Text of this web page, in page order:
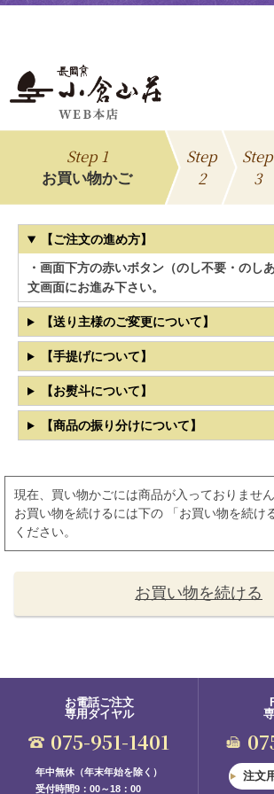
Step 1
お買い物かご
Step
2
Step
3
【ご注文の進め方】
・画面下方の赤いボタン（のし不要・のし
文画面にお進み下さい。
【送り主様のご変更について】
【手提げについて】
【お熨斗について】
【商品の振り分けについて】
現在、買い物かごには商品が入っておりません
お買い物を続けるには下の 「お買い物を続け
ください。
お買い物を続ける
お電話ご注文
専用ダイヤル
075-951-1401
年中無休（年末年始を除く）
受付時間9：00～18：00
注文